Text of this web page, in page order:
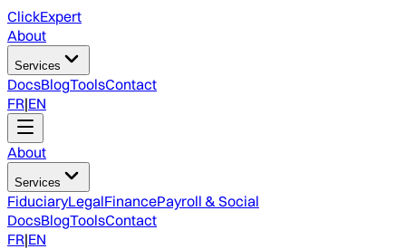
ClickExpert
About
Services
DocsBlogToolsContact
FR|EN
About
Services
FiduciaryLegalFinancePayroll & Social
DocsBlogToolsContact
FR|EN